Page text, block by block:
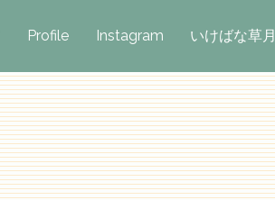
Profile Instagram いけばな草月